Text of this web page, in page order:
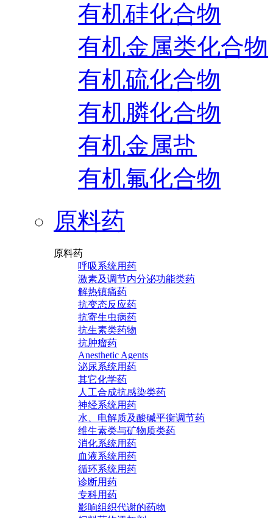
有机硅化合物
有机金属类化合物
有机硫化合物
有机膦化合物
有机金属盐
有机氟化合物
原料药
原料药
呼吸系统用药
激素及调节内分泌功能类药
解热镇痛药
抗变态反应药
抗寄生虫病药
抗生素类药物
抗肿瘤药
Anesthetic Agents
泌尿系统用药
其它化学药
人工合成抗感染类药
神经系统用药
水、电解质及酸碱平衡调节药
维生素类与矿物质类药
消化系统用药
血液系统用药
循环系统用药
诊断用药
专科用药
影响组织代谢的药物